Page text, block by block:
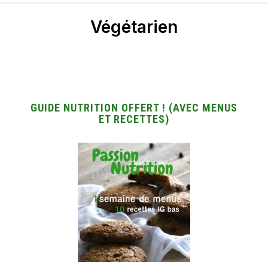
Végétarien
GUIDE NUTRITION OFFERT ! (AVEC MENUS
ET RECETTES)